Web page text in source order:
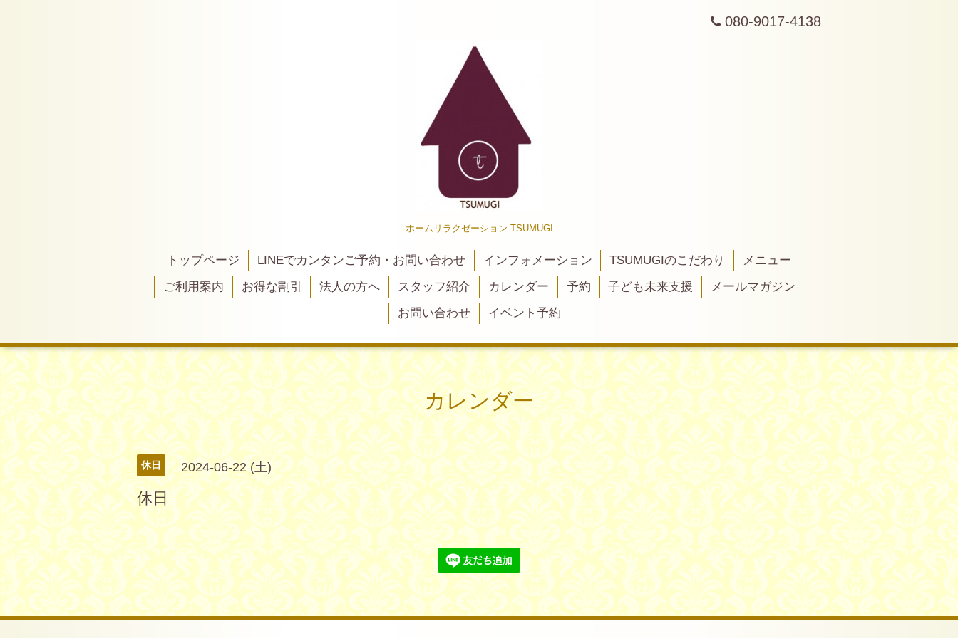
080-9017-4138
ホームリラクゼーション TSUMUGI
トップページ LINEでカンタンご予約・お問い合わせ インフォメーション TSUMUGIのこだわり
メニュー
ご利用案内
お得な割引 法人の方へ スタッフ紹介 カレンダー 予約 子ども未来支援
メールマガジン
お問い合わせ
イベント予約
カレンダー
休日 2024-06-22 (土)
休日